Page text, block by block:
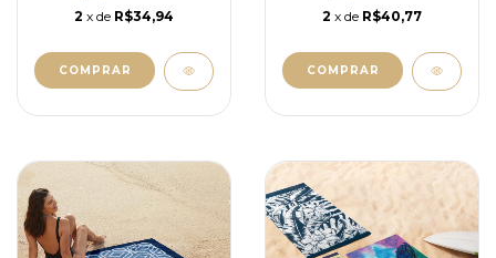
2 x de R$34,94
2 x de R$40,77
COMPRAR